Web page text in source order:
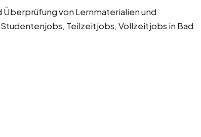
von Lernmaterialien und
Teilzeitjobs, Vollzeitjobs in Bad